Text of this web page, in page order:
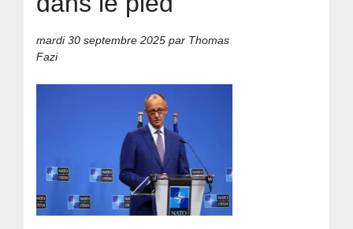
mardi 30 septembre 2025 par Thomas
Fazi